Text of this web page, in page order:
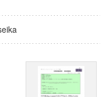
ム「超成熟社会発展のサ